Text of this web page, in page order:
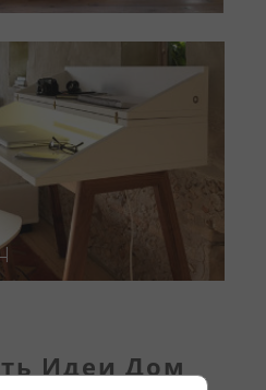
Идеи Дом